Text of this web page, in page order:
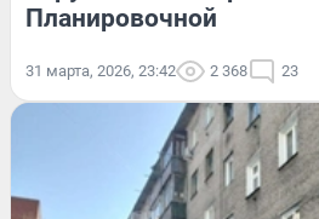
Планировочной
31 марта, 2026, 23:42 2 368 23